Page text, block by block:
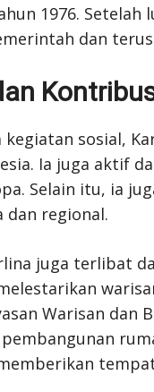
1976.
dan
sosial,
Ia juga aktif
Selain itu, ia
dan regional.
juga terlibat
Warisan